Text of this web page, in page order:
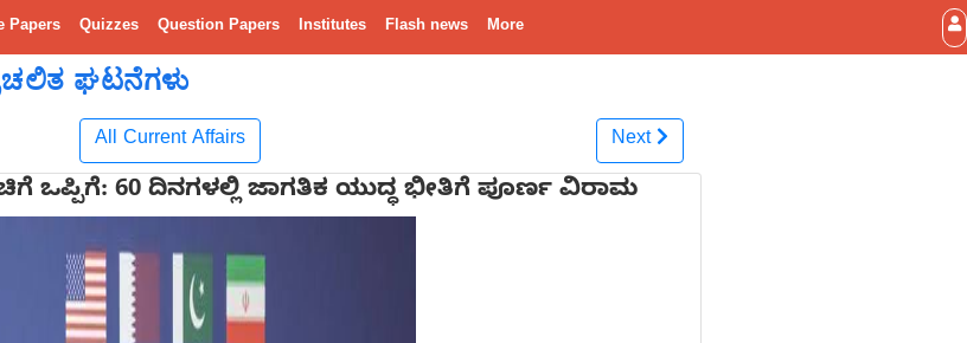
Papers Quizzes Question Papers Institutes Flash news More
ಘಟನೆಗಳು
All Current Affairs Next
60 ದಿನಗಳಲ್ಲಿ ಜಾಗತಿಕ ಯುದ್ಧ ಭೀತಿಗೆ ಪೂರ್ಣ ವಿರಾಮ